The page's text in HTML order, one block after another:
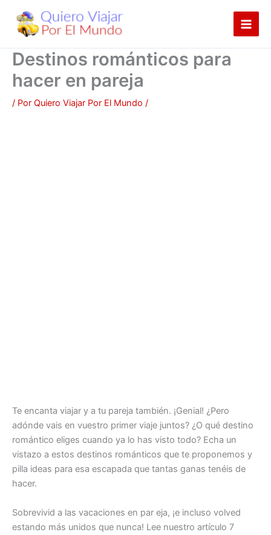
contenido
Destinos románticos para
hacer en pareja
/ Por Quiero Viajar Por El Mundo /
Te encanta viajar y a tu pareja también. ¡Genial! ¿Pero
adónde vais en vuestro primer viaje juntos? ¿O qué destino
romántico eliges cuando ya lo has visto todo? Echa un
vistazo a estos destinos románticos que te proponemos y
pilla ideas para esa escapada que tantas ganas tenéis de
hacer.
Sobrevivid a las vacaciones en par eja, ¡e incluso volved
estando más unidos que nunca! Lee nuestro artículo 7